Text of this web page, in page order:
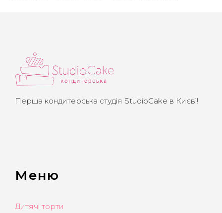
Перша кондитерська студія StudioCake в Києві!
Меню
Дитячі торти